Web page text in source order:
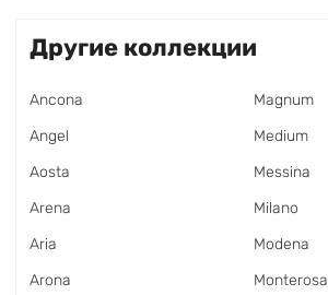
Другие коллекции
Ancona
Angel
Aosta
Arena
Aria
Arona
Magnum
Medium
Messina
Milano
Modena
Monterosa